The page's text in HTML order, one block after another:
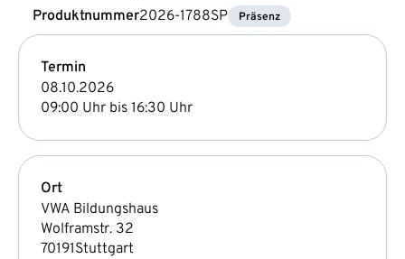
Produktnummer2026-1788SP Präsenz
Termin
08.10.2026
09:00 Uhr bis 16:30 Uhr
Ort
VWA Bildungshaus
Wolframstr. 32
70191Stuttgart